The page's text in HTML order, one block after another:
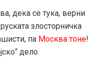
дека се тука, верни
злосторничка
па Москва тоне!
дело.